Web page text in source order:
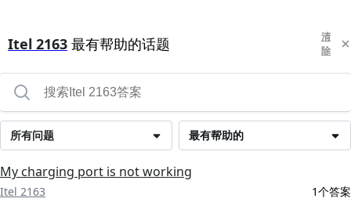
Itel 2163 最有帮助的话题
清
除
最有帮助的
所有问题
My charging port is not working
Itel 2163 1个答案